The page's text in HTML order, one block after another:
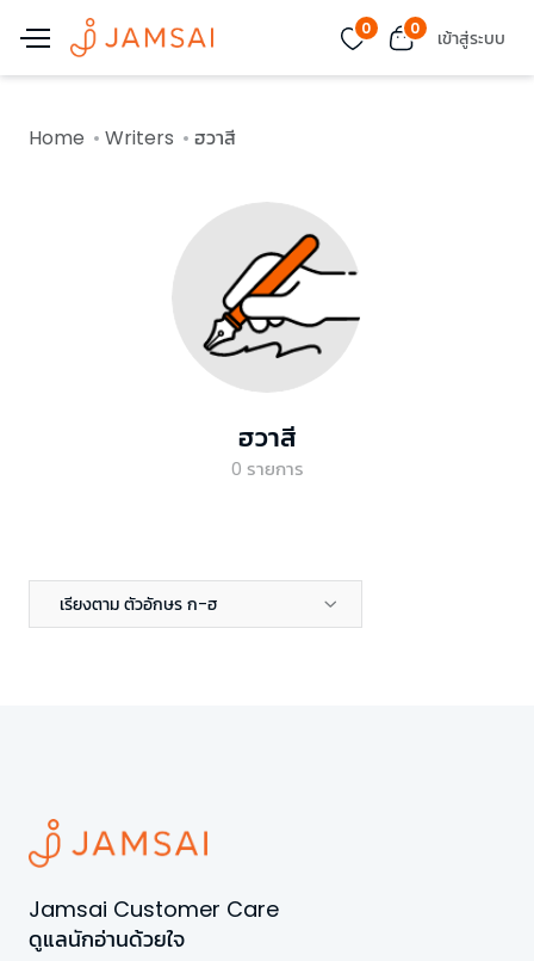
0 0 เข้าสู่ระบบ
Home Writers ฮวาสี
ฮวาสี
0 รายการ
เรียงตาม ตัวอักษร ก-ฮ
Jamsai Customer Care
ดูแลนักอ่านด้วยใจ